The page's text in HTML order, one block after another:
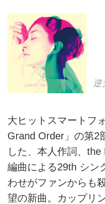
大ヒットスマートフ
Grand Order」の第2
した、本人作詞、
編曲による29th シン
わせがファンからも
望の新曲。カップリ